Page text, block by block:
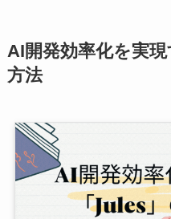
AI開発効率化を実
方法